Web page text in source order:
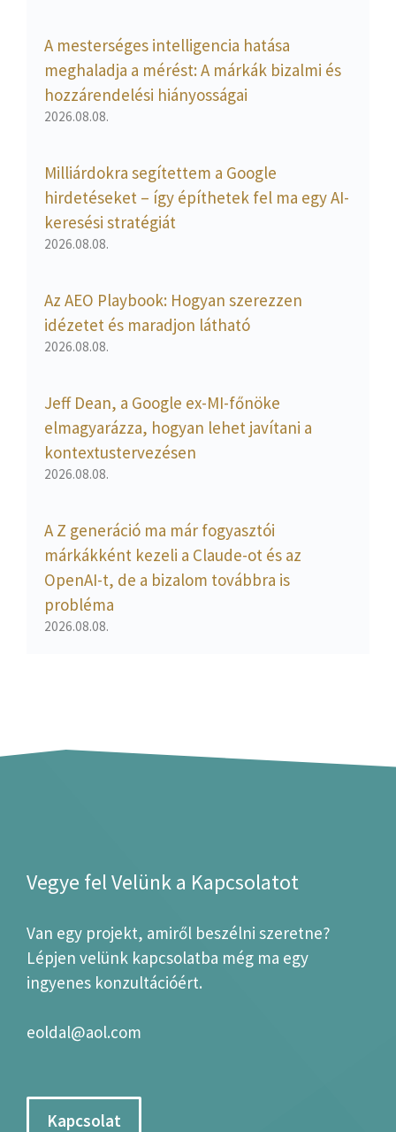
A mesterséges intelligencia hatása
meghaladja a mérést: A márkák bizalmi és
hozzárendelési hiányosságai
2026.08.08.
Milliárdokra segítettem a Google
hirdetéseket – így építhetek fel ma egy AI-
keresési stratégiát
2026.08.08.
Az AEO Playbook: Hogyan szerezzen
idézetet és maradjon látható
2026.08.08.
Jeff Dean, a Google ex-MI-főnöke
elmagyarázza, hogyan lehet javítani a
kontextustervezésen
2026.08.08.
A Z generáció ma már fogyasztói
márkákként kezeli a Claude-ot és az
OpenAI-t, de a bizalom továbbra is
probléma
2026.08.08.
Vegye fel Velünk a Kapcsolatot
Van egy projekt, amiről beszélni szeretne?
Lépjen velünk kapcsolatba még ma egy
ingyenes konzultációért.
eoldal@aol.com
Kapcsolat